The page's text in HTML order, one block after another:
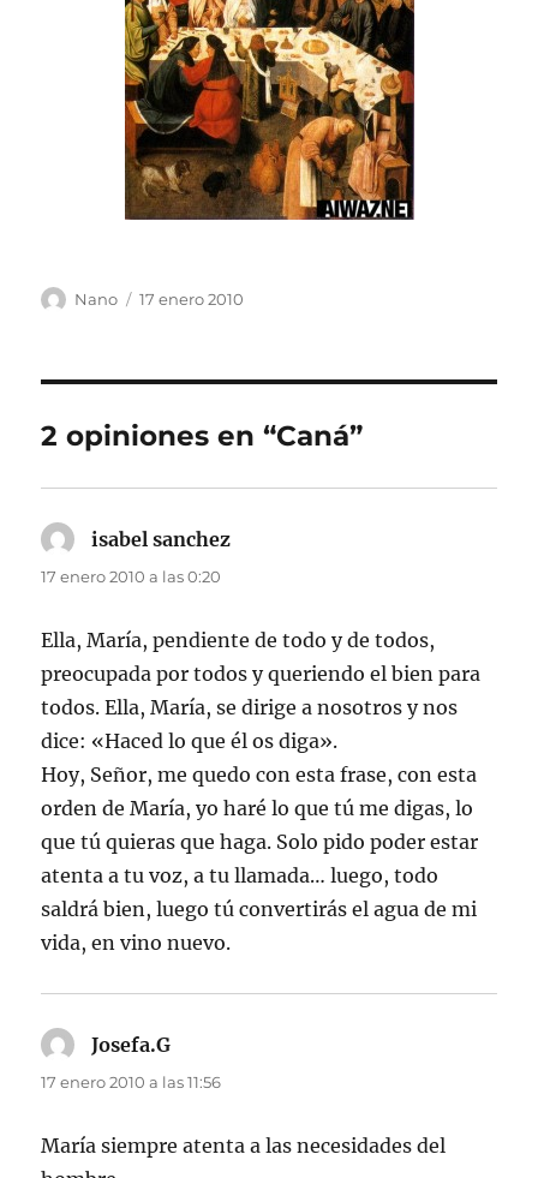
Autor
Nano
Publicado
17 enero 2010
2 opiniones en “Caná”
isabel sanchez
17 enero 2010 a las 0:20
Ella, María, pendiente de todo y de todos,
preocupada por todos y queriendo el bien para
todos. Ella, María, se dirige a nosotros y nos
dice: «Haced lo que él os diga».
Hoy, Señor, me quedo con esta frase, con esta
orden de María, yo haré lo que tú me digas, lo
que tú quieras que haga. Solo pido poder estar
atenta a tu voz, a tu llamada… luego, todo
saldrá bien, luego tú convertirás el agua de mi
vida, en vino nuevo.
Josefa.G
17 enero 2010 a las 11:56
María siempre atenta a las necesidades del